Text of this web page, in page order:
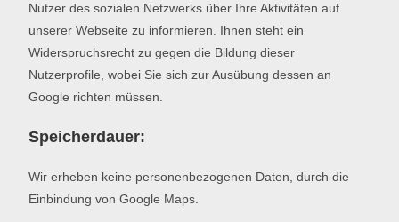
Nutzer des sozialen Netzwerks über Ihre Aktivitäten auf
unserer Webseite zu informieren. Ihnen steht ein
Widerspruchsrecht zu gegen die Bildung dieser
Nutzerprofile, wobei Sie sich zur Ausübung dessen an
Google richten müssen.
Speicherdauer:
Wir erheben keine personenbezogenen Daten, durch die
Einbindung von Google Maps.